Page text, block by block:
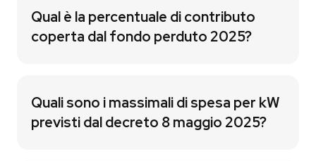
Qual è la percentuale di contributo
coperta dal fondo perduto 2025?
Quali sono i massimali di spesa per kW
previsti dal decreto 8 maggio 2025?